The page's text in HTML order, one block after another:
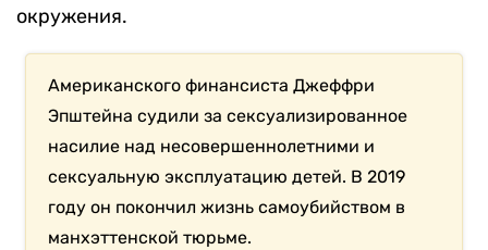
окружения.
Американского финансиста Джеффри
Эпштейна судили за сексуализированное
насилие над несовершеннолетними и
сексуальную эксплуатацию детей. В 2019
году он покончил жизнь самоубийством в
манхэттенской тюрьме.